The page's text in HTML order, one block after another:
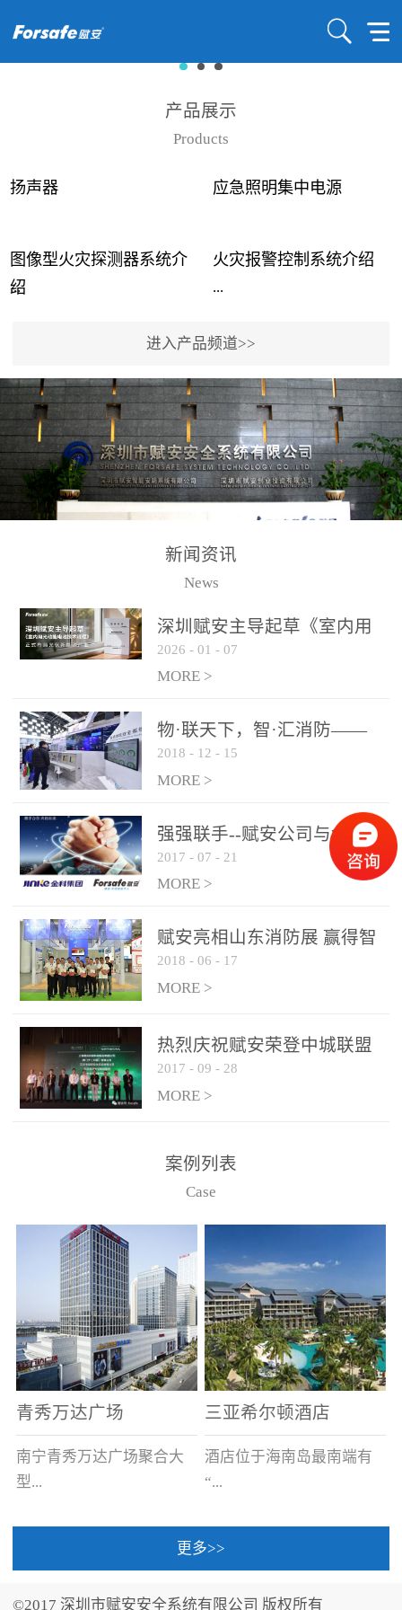
产品展示
Products
扬声器 应急照明集中电源
图像型火灾探测器系统介
绍
...
事故频发，传统的火灾探
测方法已无法满足要求。
尤其是目前众多的大型影
剧院、会议展览中心、体
育馆、大型仓库和隧道空
间等，其建筑结构特殊、
火灾隐患多。一旦发生火
传统的火灾关测器无法被
及时缺发，不能及早发现
和有效扑救火火，这不仅
力和闲难，同时也将造成
巨大的经济损失和社会影
响，基至还会造成人员伤
亡。图像型火灾探测器正
是针对这种高大空间建筑
物的消防设施、设备通过
现场图像的实时获取、预
处理和特征提取分析，实
现火焰的跟踪和识别。能
更早的进行预警，达到早
报早防的效果。 系统构
成示意图： 图像型火灾
和监控端两大部分组成。
两者之间通过以太网相
联，一台监控主机最多可
从监控主机上获取，最多
只能接6台，超过的需从现
火灾报警控制系统介绍
...
用了具有仲裁机制和冗余
校验的总线传输技术、线
路状态检测与保护技术、
后向光电感烟探测技术、
高可靠的系统抗干扰技术
等多项专利技术和专有技
警领域三十多年技术积累
和工程实践的结晶。
进入产品频道>>
新闻资讯
News
深圳赋安主导起草《室内用
光动能电池技术规程》 正式
布局光伏新能源产业
2026 - 01 - 07
MORE >
物·联天下，智·汇消防——
赋安F&S 2018上海消防展圆
满落幕
2018 - 12 - 15
MORE >
强强联手--赋安公司与金科
集团达成战略合作协议
2017 - 07 - 21
MORE >
赋安亮相山东消防展 赢得智
慧消防新荣耀
2018 - 06 - 17
MORE >
热烈庆祝赋安荣登中城联盟
联合采购战略合作平台
2017 - 09 - 28
MORE >
案例列表
Case
青秀万达广场
南宁青秀万达广场聚合大
型...
三亚希尔顿酒店
酒店位于海南岛最南端有
“...
中国的海岛天堂”之美称的
更多>>
©2017 深圳市赋安安全系统有限公司 版权所有